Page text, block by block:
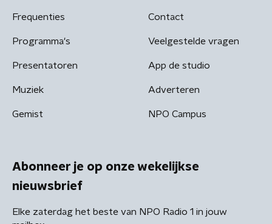
Frequenties
Programma's
Presentatoren
Muziek
Gemist
Contact
Veelgestelde vragen
App de studio
Adverteren
NPO Campus
Abonneer je op onze wekelijkse
nieuwsbrief
Elke zaterdag het beste van NPO Radio 1 in jouw